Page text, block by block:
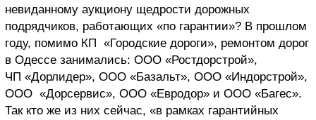
невиданному аукциону щедрости дорожных
подрядчиков, работающих «по гарантии»? В прошлом
году, помимо КП «Городские дороги», ремонтом дорог
в Одессе занимались: ООО «Ростдорстрой»,
ЧП «Дорлидер», ООО «Базальт», ООО «Индорстрой»,
ООО «Дорсервис», ООО «Евродор» и ООО «Багес».
Так кто же из них сейчас, «в рамках гарантийных